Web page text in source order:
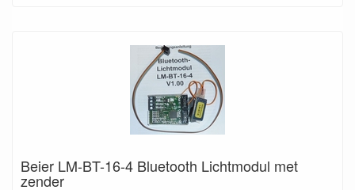
Beier LM-BT-16-4 Bluetooth Lichtmodul met
zender